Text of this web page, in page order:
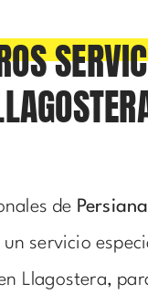
de
servicio
Llagostera,